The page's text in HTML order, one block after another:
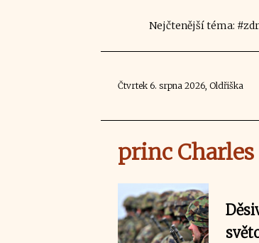
Nejčtenější téma:
Čtvrtek 6. srpna 2026, Oldřiška
princ Charles